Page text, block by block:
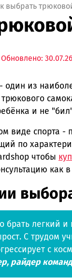
выбрать
Обновлено: 30.07.26
один из
и не
виде спорта -
по
чтобы
как
легкий
С трудом
с
райдер